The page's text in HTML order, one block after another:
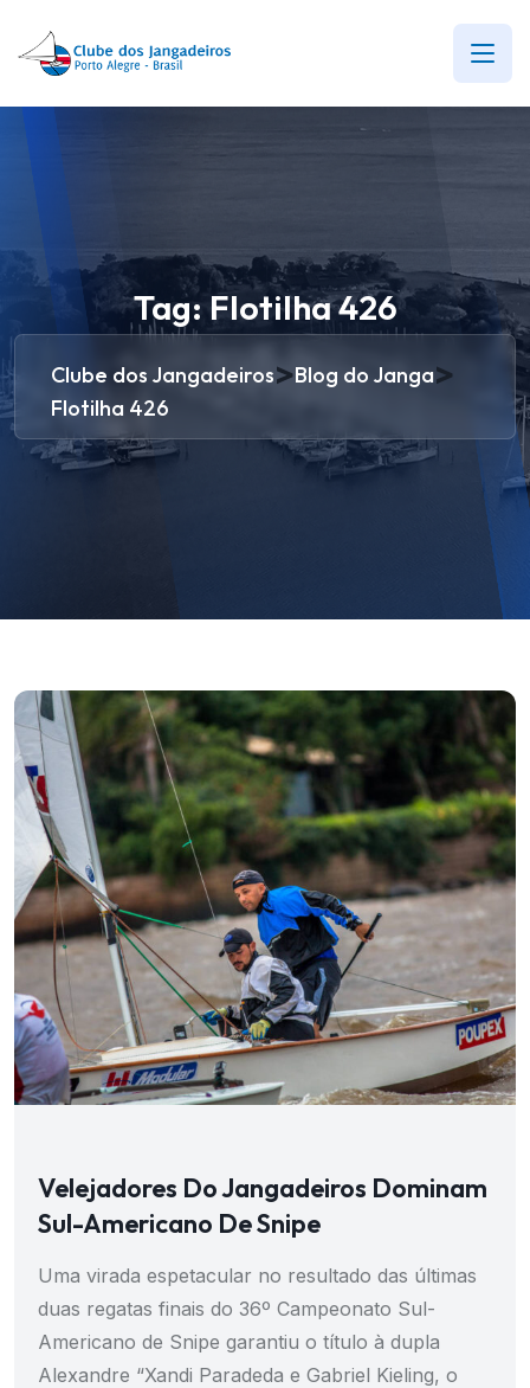
Tag: Flotilha 426
Clube dos Jangadeiros>Blog do Janga>
Flotilha 426
Velejadores Do Jangadeiros Dominam
Sul-Americano De Snipe
Uma virada espetacular no resultado das últimas
duas regatas finais do 36º Campeonato Sul-
Americano de Snipe garantiu o título à dupla
Alexandre “Xandi Paradeda e Gabriel Kieling, o